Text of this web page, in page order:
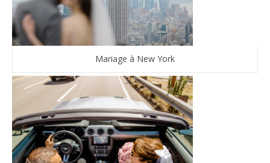
Mariage à New York